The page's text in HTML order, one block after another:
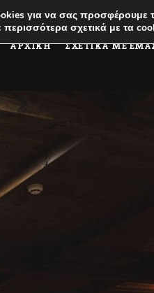
ΑΡΧΙΚΗ ΣΧΕΤΙΚΑ ΜΕ
για να σας προσφέρουμε
περισσότερα σχετικά με τα